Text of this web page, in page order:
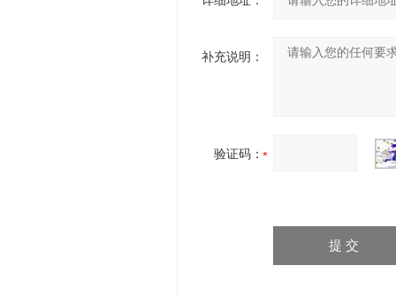
补充说明：
验证码：